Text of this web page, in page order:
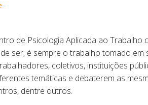
de Psicologia Aplicada ao
ser, é sempre o trabalho tomado
coletivos, instituições
temáticas e debaterem as
dentre outros.